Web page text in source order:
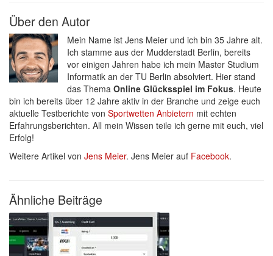
Über den Autor
Mein Name ist Jens Meier und ich bin 35 Jahre alt.
Ich stamme aus der Mudderstadt Berlin, bereits
vor einigen Jahren habe ich mein Master Studium
Informatik an der TU Berlin absolviert. Hier stand
das Thema Online Glücksspiel im Fokus. Heute
bin ich bereits über 12 Jahre aktiv in der Branche und zeige euch
aktuelle Testberichte von Sportwetten Anbietern mit echten
Erfahrungsberichten. All mein Wissen teile ich gerne mit euch, viel
Erfolg!
Weitere Artikel von Jens Meier. Jens Meier auf Facebook.
Ähnliche Beiträge